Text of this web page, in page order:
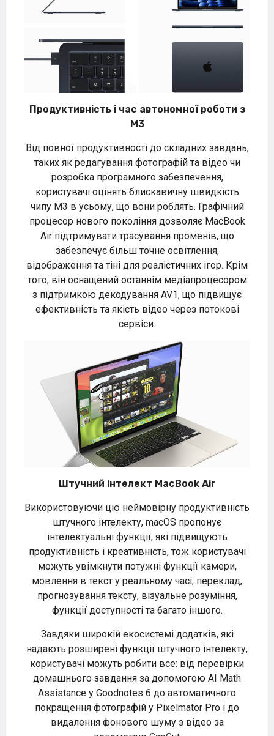
Продуктивність і час автономної роботи з
M3
Від повної продуктивності до складних завдань,
таких як редагування фотографій та відео чи
розробка програмного забезпечення,
користувачі оцінять блискавичну швидкість
чипу M3 в усьому, що вони роблять. Графічний
процесор нового покоління дозволяє MacBook
Air підтримувати трасування променів, що
забезпечує більш точне освітлення,
відображення та тіні для реалістичних ігор. Крім
того, він оснащений останнім медіапроцесором
з підтримкою декодування AV1, що підвищує
ефективність та якість відео через потокові
сервіси.
Штучний інтелект MacBook Air
Використовуючи цю неймовірну продуктивність
штучного інтелекту, macOS пропонує
інтелектуальні функції, які підвищують
продуктивність і креативність, тож користувачі
можуть увімкнути потужні функції камери,
мовлення в текст у реальному часі, переклад,
прогнозування тексту, візуальне розуміння,
функції доступності та багато іншого.
Завдяки широкій екосистемі додатків, які
надають розширені функції штучного інтелекту,
користувачі можуть робити все: від перевірки
домашнього завдання за допомогою AI Math
Assistance у Goodnotes 6 до автоматичного
покращення фотографій у Pixelmator Pro і до
видалення фонового шуму з відео за